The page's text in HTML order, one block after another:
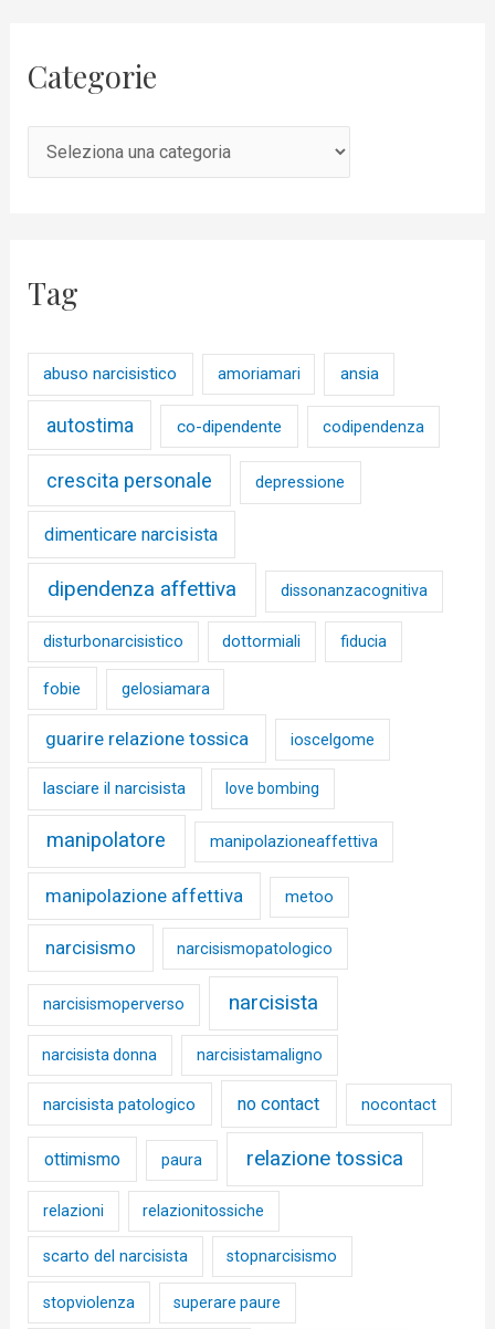
Categorie
Tag
abuso narcisistico amoriamari ansia
autostima co-dipendente codipendenza
crescita personale depressione
dimenticare narcisista
dipendenza affettiva dissonanzacognitiva
disturbonarcisistico dottormiali fiducia
fobie gelosiamara
guarire relazione tossica ioscelgome
lasciare il narcisista love bombing
manipolatore manipolazioneaffettiva
manipolazione affettiva metoo
narcisismo narcisismopatologico
narcisismoperverso narcisista
narcisista donna narcisistamaligno
narcisista patologico no contact nocontact
ottimismo paura relazione tossica
relazioni relazionitossiche
scarto del narcisista stopnarcisismo
stopviolenza superare paure